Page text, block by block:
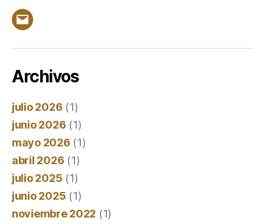
Correo
Archivos
julio 2026 (1)
junio 2026 (1)
mayo 2026 (1)
abril 2026 (1)
julio 2025 (1)
junio 2025 (1)
noviembre 2022 (1)